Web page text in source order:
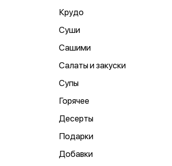
Крудо
Суши
Сашими
Салаты и закуски
Супы
Горячее
Десерты
Подарки
Добавки